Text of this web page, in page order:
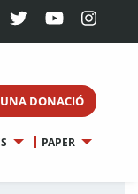
UNA DONACIÓ
PAPER